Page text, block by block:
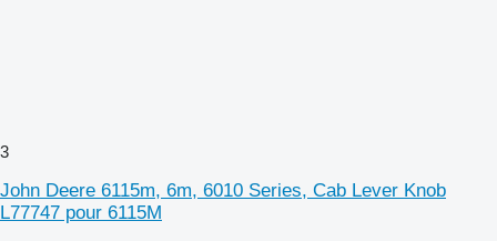
3
John Deere 6115m, 6m, 6010 Series, Cab Lever Knob
L77747 pour 6115M